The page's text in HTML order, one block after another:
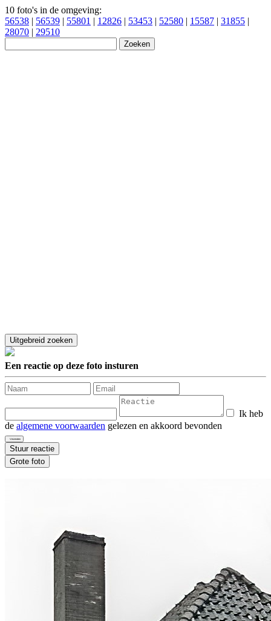
10 foto's in de omgeving:
56538 | 56539 | 55801 | 12826 | 53453 | 52580 | 15587 | 31855 |
28070 | 29510
Een reactie op deze foto insturen
Ik heb
de algemene voorwaarden gelezen en akkoord bevonden